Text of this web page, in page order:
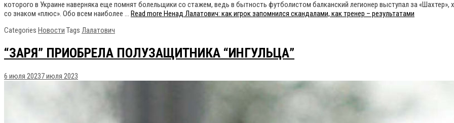
которого в Украине наверняка еще помнят болельщики со стажем, ведь в бытность футболистом балканский легионер выступал за «Шахтер»,
со знаком «плюс». Обо всем наиболее … Read more Ненад Лалатович: как игрок запомнился скандалами, как тренер – результатами
Categories Новости Tags Лалатович
“ЗАРЯ” ПРИОБРЕЛА ПОЛУЗАЩИТНИКА “ИНГУЛЬЦА”
6 июля 20237 июля 2023